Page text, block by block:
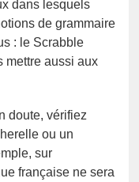
dans lesquels
de grammaire
: le Scrabble
mettre aussi aux
doute, vérifiez
ou un
sur
française ne sera